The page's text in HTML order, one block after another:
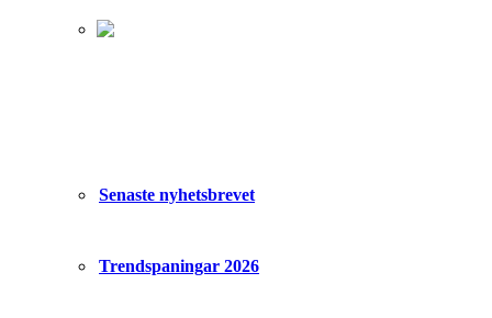
Senaste nyhetsbrevet
Trendspaningar 2026